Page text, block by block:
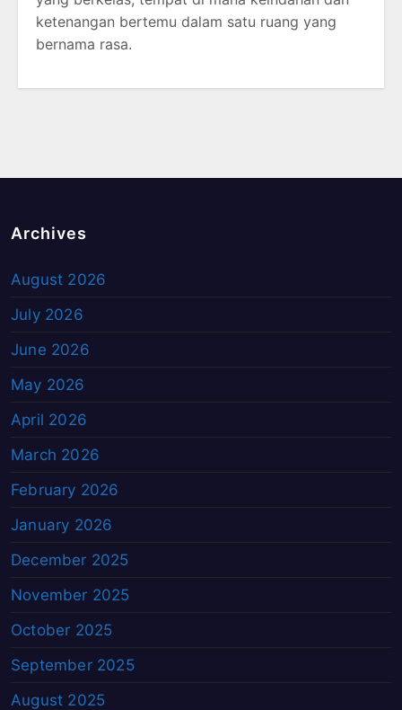
ketenangan bertemu dalam satu ruang yang
bernama rasa.
Archives
August 2026
July 2026
June 2026
May 2026
April 2026
March 2026
February 2026
January 2026
December 2025
November 2025
October 2025
September 2025
August 2025